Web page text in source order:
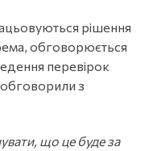
рішення
обговорюється
перевірок
з
що це буде за